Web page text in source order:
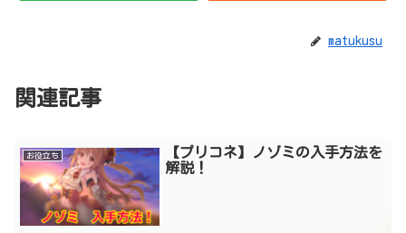
matukusu
関連記事
お役立ち
【プリコネ】ノゾミの入手方法を
解説！